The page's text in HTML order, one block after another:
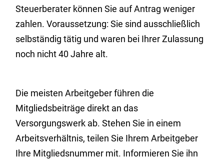
Steuerberater können Sie auf Antrag weniger
zahlen. Voraussetzung: Sie sind ausschließlich
selbständig tätig und waren bei Ihrer Zulassung
noch nicht 40 Jahre alt.
Die meisten Arbeitgeber führen die
Mitgliedsbeiträge direkt an das
Versorgungswerk ab. Stehen Sie in einem
Arbeitsverhältnis, teilen Sie Ihrem Arbeitgeber
Ihre Mitgliedsnummer mit. Informieren Sie ihn